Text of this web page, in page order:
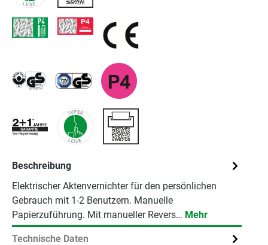
Beschreibung
Elektrischer Aktenvernichter für den persönlichen
Gebrauch mit 1-2 Benutzern. Manuelle
Papierzuführung. Mit manueller Revers… Mehr
Technische Daten